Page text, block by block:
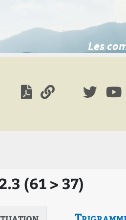
Les
(61 > 37)